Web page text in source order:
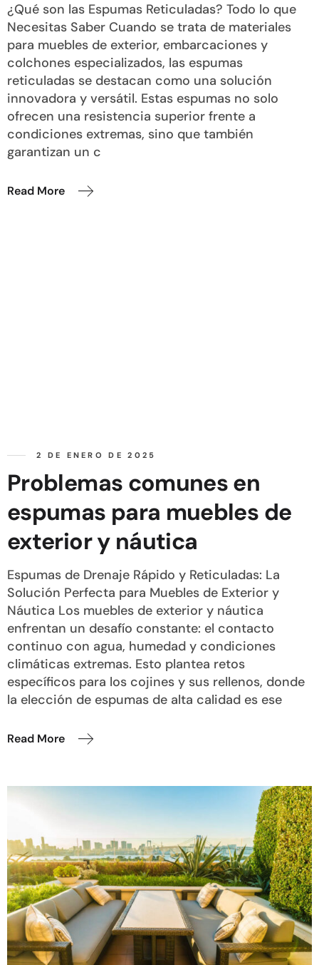
¿Qué son las Espumas Reticuladas? Todo lo que
Necesitas Saber Cuando se trata de materiales
para muebles de exterior, embarcaciones y
colchones especializados, las espumas
reticuladas se destacan como una solución
innovadora y versátil. Estas espumas no solo
ofrecen una resistencia superior frente a
condiciones extremas, sino que también
garantizan un c
Read More
2 DE ENERO DE 2025
Problemas comunes en
espumas para muebles de
exterior y náutica
Espumas de Drenaje Rápido y Reticuladas: La
Solución Perfecta para Muebles de Exterior y
Náutica Los muebles de exterior y náutica
enfrentan un desafío constante: el contacto
continuo con agua, humedad y condiciones
climáticas extremas. Esto plantea retos
específicos para los cojines y sus rellenos, donde
la elección de espumas de alta calidad es ese
Read More